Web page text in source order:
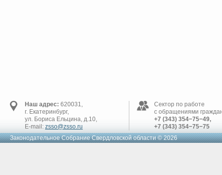
Наш адрес: 620031,
г. Екатеринбург,
ул. Бориса Ельцина, д.10,
E-mail: zsso@zsso.ru
Сектор по работе
с обращениями
+7 (343) 354−75−49,
+7 (343) 354−75−75
Законодательное Cобрание Свердловской области © 2026